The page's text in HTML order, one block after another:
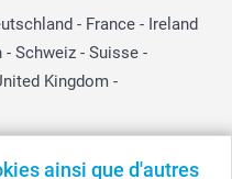
ainsi que d'autres
- France - Ireland
- Schweiz - Suisse -
Kingdom -